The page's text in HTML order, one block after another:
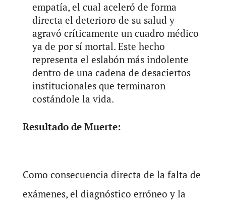
empatía, el cual aceleró de forma
directa el deterioro de su salud y
agravó críticamente un cuadro médico
ya de por sí mortal. Este hecho
representa el eslabón más indolente
dentro de una cadena de desaciertos
institucionales que terminaron
costándole la vida.
Resultado de Muerte:
Como consecuencia directa de la falta de
exámenes, el diagnóstico erróneo y la